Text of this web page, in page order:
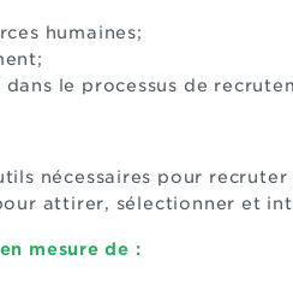
humaines;
le processus de
nécessaires pour
attirer, sélectionner et
mesure de :